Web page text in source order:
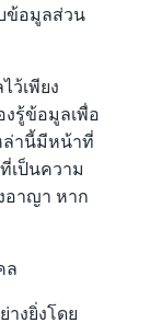
ข้อมูลส่วน
ว้เพียง
รู้ข้อมูลเพื่อ
ล่านี้มีหน้าที่
เป็นความ
อาญา หาก
ล
งยิ่งโดย